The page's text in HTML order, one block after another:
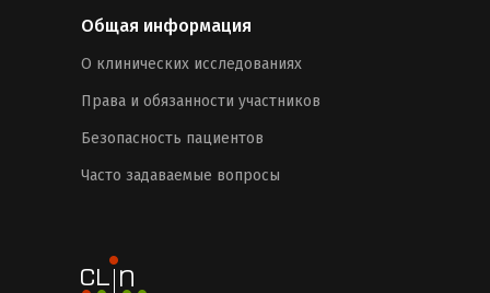
Общая информация
О клинических исследованиях
Права и обязанности участников
Безопасность пациентов
Часто задаваемые вопросы